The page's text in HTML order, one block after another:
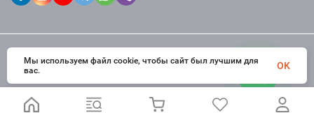
© 2026 fctdesign. Все права защищены
Мы используем файл cookie, чтобы сайт был лучшим для
вас.
OK